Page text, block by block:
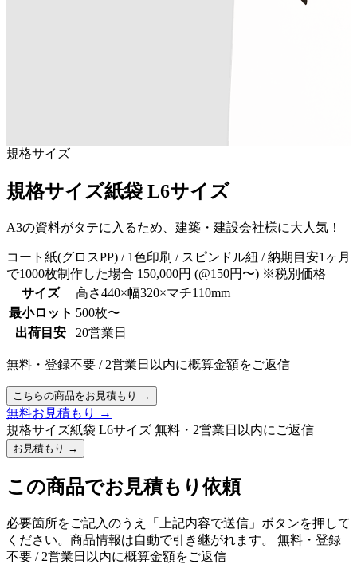
規格サイズ
規格サイズ紙袋 L6サイズ
A3の資料がタテに入るため、建築・建設会社様に大人気！
コート紙(グロスPP) / 1色印刷 / スピンドル紐 / 納期目安1ヶ月
で1000枚制作した場合 150,000円 (@150円〜) ※税別価格
サイズ
高さ440×幅320×マチ110mm
最小ロット 500枚〜
出荷目安
20営業日
無料・登録不要 / 2営業日以内に概算金額をご返信
こちらの商品をお見積もり →
無料お見積もり
→
規格サイズ紙袋 L6サイズ 無料・2営業日以内にご返信
お見積もり →
この商品でお見積もり依頼
必要箇所をご記入のうえ「上記内容で送信」ボタンを押して
ください。商品情報は自動で引き継がれます。 無料・登録
不要 / 2営業日以内に概算金額をご返信